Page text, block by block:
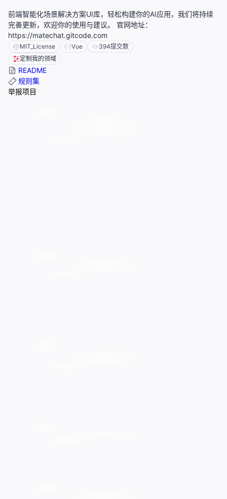
前端智能化场景解决方案UI库，轻松构建你的AI应用，我们将持续
完善更新，欢迎你的使用与建议。 官网地址：
https://matechat.gitcode.com
MIT_License Vue 394提交数
定制我的领域
README
规则集
举报项目